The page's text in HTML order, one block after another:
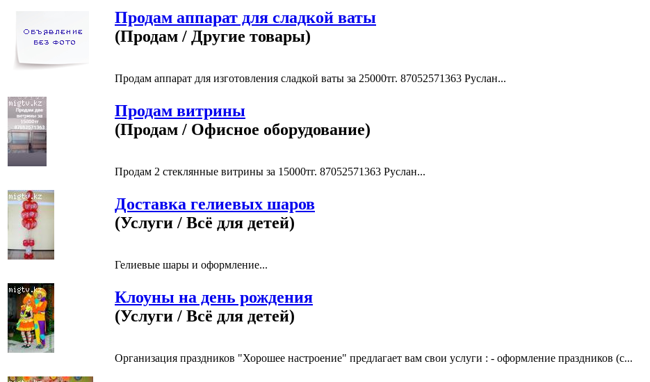
Продам аппарат для сладкой ваты
(Продам / Другие товары)
Продам аппарат для изготовления сладкой ваты за 25000тг. 87052571363 Руслан...
Продам витрины
(Продам / Офисное оборудование)
Продам 2 стеклянные витрины за 15000тг. 87052571363 Руслан...
Доставка гелиевых шаров
(Услуги / Всё для детей)
Гелиевые шары и оформление...
Клоуны на день рождения
(Услуги / Всё для детей)
Организация праздников "Хорошее настроение" предлагает вам свои услуги : - оформление праздников (с...